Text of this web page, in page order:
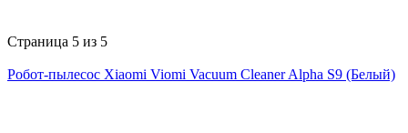
Страница 5 из 5
Робот-пылесос Xiaomi Viomi Vacuum Cleaner Alpha S9 (Белый)